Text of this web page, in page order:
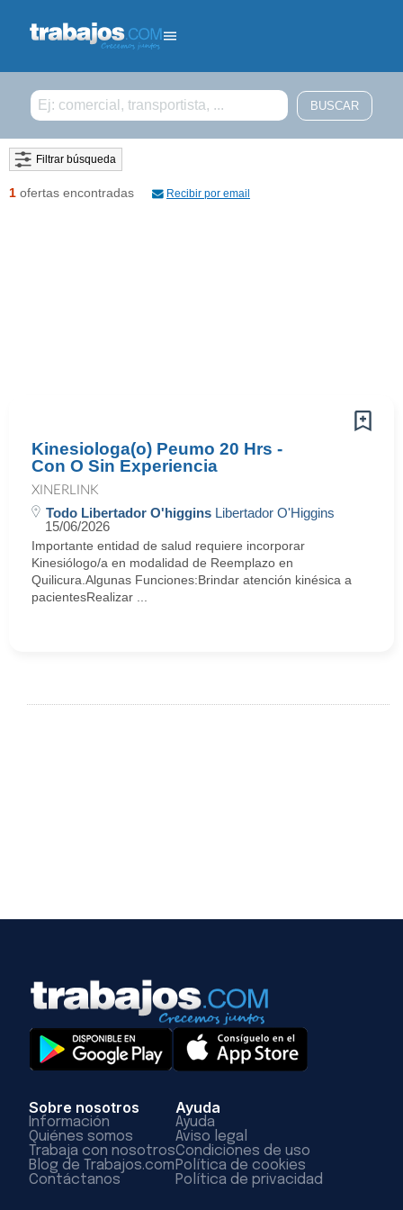
Filtrar búsqueda
1 ofertas encontradas Recibir por email
Kinesiologa(o) Peumo 20 Hrs -
Con O Sin Experiencia
XINERLINK
Todo Libertador O'higgins Libertador O'Higgins
15/06/2026
Importante entidad de salud requiere incorporar
Kinesiólogo/a en modalidad de Reemplazo en
Quilicura.Algunas Funciones:Brindar atención kinésica a
pacientesRealizar ...
Sobre nosotros
Información
Quiénes somos
Trabaja con nosotros
Blog de Trabajos.com
Contáctanos
Ayuda
Ayuda
Aviso legal
Condiciones de uso
Política de cookies
Política de privacidad